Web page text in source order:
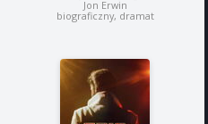
Jon Erwin
biograficzny, dramat